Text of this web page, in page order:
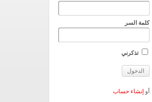
كلمة السر
تذكرني
أو إنشاء حساب